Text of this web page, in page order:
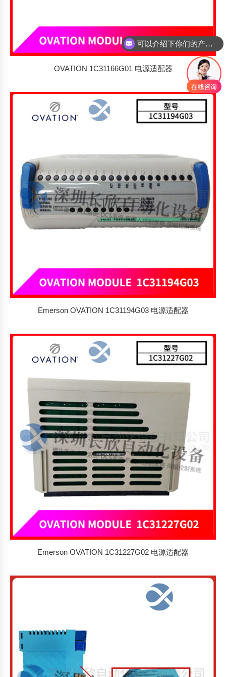
OVATION 1C31166G01 电源适配器
Emerson OVATION 1C31194G03 电源适配器
Emerson OVATION 1C31227G02 电源适配器
可以介绍下你们的产品么